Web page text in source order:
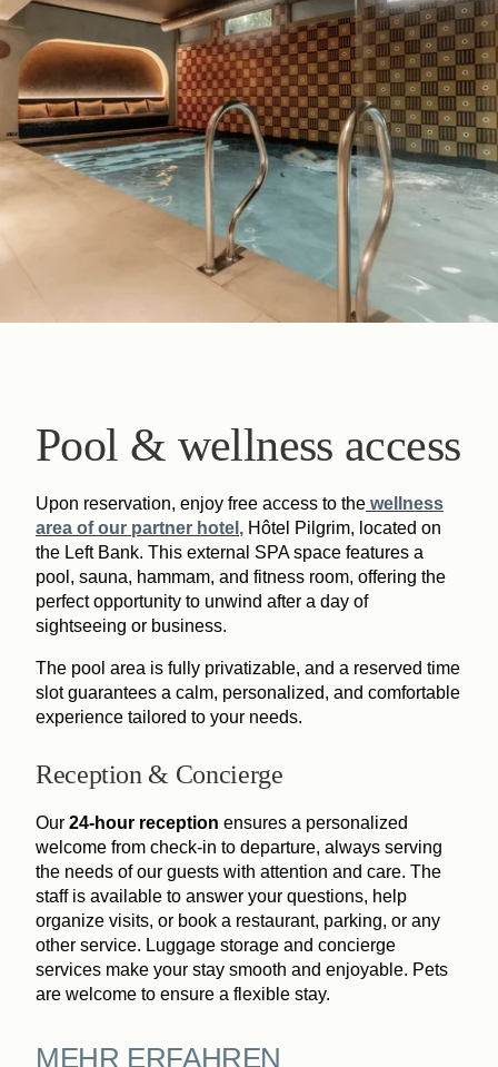
Pool & wellness access
Upon reservation, enjoy free access to the wellness
area of our partner hotel , Hôtel Pilgrim, located on
the Left Bank. This external SPA space features a
pool, sauna, hammam, and fitness room, offering the
perfect opportunity to unwind after a day of
sightseeing or business.
The pool area is fully privatizable, and a reserved time
slot guarantees a calm, personalized, and comfortable
experience tailored to your needs.
Reception & Concierge
Our 24-hour reception ensures a personalized
welcome from check-in to departure, always serving
the needs of our guests with attention and care. The
staff is available to answer your questions, help
organize visits, or book a restaurant, parking, or any
other service. Luggage storage and concierge
services make your stay smooth and enjoyable. Pets
are welcome to ensure a flexible stay.
MEHR ERFAHREN